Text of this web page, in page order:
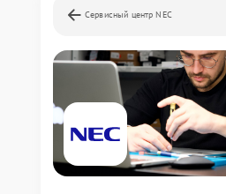
Сервисный центр NEC